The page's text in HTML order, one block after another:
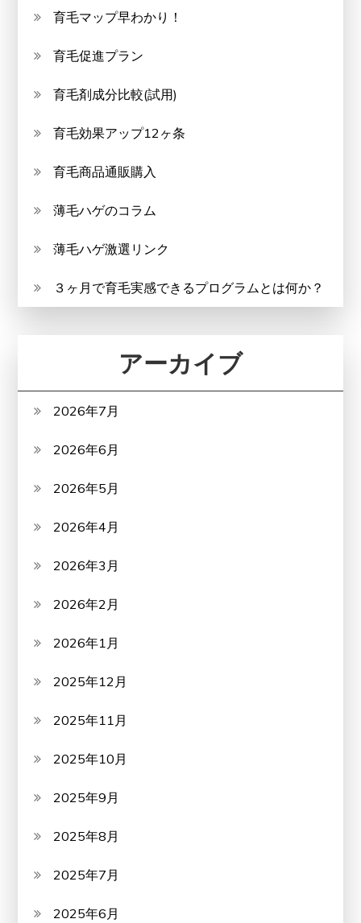
育毛マップ早わかり！
育毛促進プラン
育毛剤成分比較(試用)
育毛効果アップ12ヶ条
育毛商品通販購入
薄毛ハゲのコラム
薄毛ハゲ激選リンク
３ヶ月で育毛実感できるプログラムとは何か？
アーカイブ
2026年7月
2026年6月
2026年5月
2026年4月
2026年3月
2026年2月
2026年1月
2025年12月
2025年11月
2025年10月
2025年9月
2025年8月
2025年7月
2025年6月